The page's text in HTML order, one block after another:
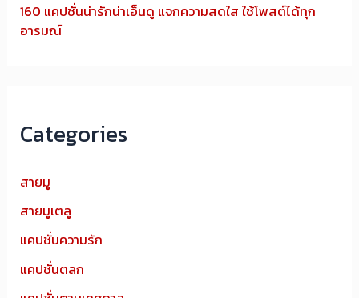
160 แคปชั่นน่ารักน่าเอ็นดู แจกความสดใส ใช้โพสต์ได้ทุก
อารมณ์
Categories
สายมู
สายมูเตลู
แคปชั่นความรัก
แคปชั่นตลก